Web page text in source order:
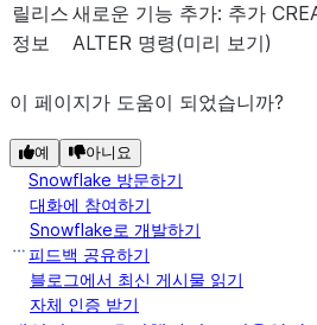
릴리스
정보
새로운 기능 추가: 추가
ALTER 명령(미리 보기)
이 페이지가 도움이 되었습니까?
예 아니요
Snowflake 방문하기
대화에 참여하기
Snowflake로 개발하기
피드백 공유하기
블로그에서 최신 게시물 읽기
자체 인증 받기